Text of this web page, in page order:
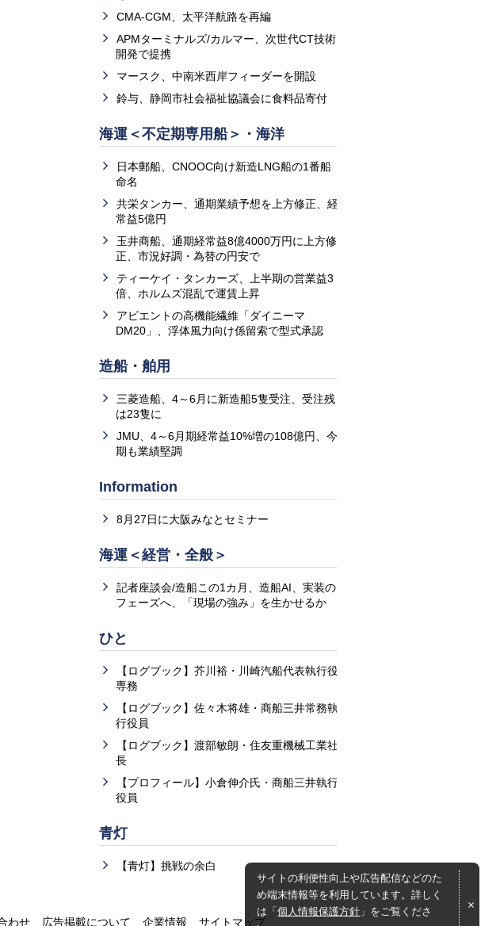
CMA-CGM、太平洋航路を再編
APMターミナルズ/カルマー、次世代CT技術
開発で提携
マースク、中南米西岸フィーダーを開設
鈴与、静岡市社会福祉協議会に食料品寄付
海運＜不定期専用船＞・海洋
日本郵船、CNOOC向け新造LNG船の1番船
命名
共栄タンカー、通期業績予想を上方修正、経
常益5億円
玉井商船、通期経常益8億4000万円に上方修
正、市況好調・為替の円安で
ティーケイ・タンカーズ、上半期の営業益3
倍、ホルムズ混乱で運賃上昇
アビエントの高機能繊維「ダイニーマ
DM20」、浮体風力向け係留索で型式承認
造船・舶用
三菱造船、4～6月に新造船5隻受注、受注残
は23隻に
JMU、4～6月期経常益10%増の108億円、今
期も業績堅調
Information
8月27日に大阪みなとセミナー
海運＜経営・全般＞
記者座談会/造船この1カ月、造船AI、実装の
フェーズへ、「現場の強み」を生かせるか
ひと
【ログブック】芥川裕・川崎汽船代表執行役
専務
【ログブック】佐々木将雄・商船三井常務執
行役員
【ログブック】渡部敏朗・住友重機械工業社
長
【プロフィール】小倉伸介氏・商船三井執行
役員
青灯
【青灯】挑戦の余白
サイトの利便性向上や広告配信などのた
め端末情報等を利用しています。詳しく
は「個人情報保護方針 」をご覧くださ
わせ 広告掲載について 企業情報 サイトマップ